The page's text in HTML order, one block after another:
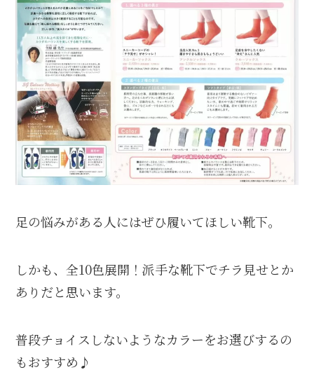
足の悩みがある人にはぜひ履いてほしい靴下。
しかも、全10色展開！派手な靴下でチラ見せとか
ありだと思います。
普段チョイスしないようなカラーをお選びするの
もおすすめ♪